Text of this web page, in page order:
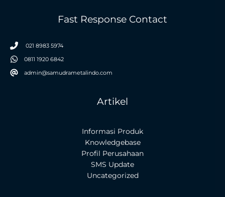
Fast Response Contact
021 8983 5974
0811 1920 6842
admin@samudrametalindo.com
Artikel
Informasi Produk
Knowledgebase
Profil Perusahaan
SMS Update
Uncategorized